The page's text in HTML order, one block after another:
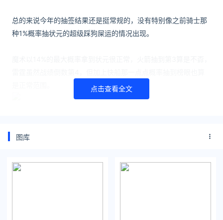
总的来说今年的抽签结果还是挺常规的，没有特别像之前骑士那
种1%概率抽状元的超级踩狗屎运的情况出现。
的最高概率，结果最后只拿到个第5顺位。
看看这位活塞名宿（说出他的名字）的脸色就知道这结果有多差
点击查看全文
图库